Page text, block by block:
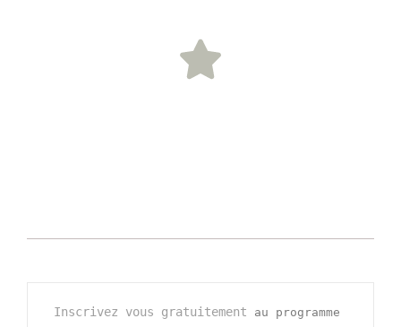
Inscrivez vous gratuitement au programme